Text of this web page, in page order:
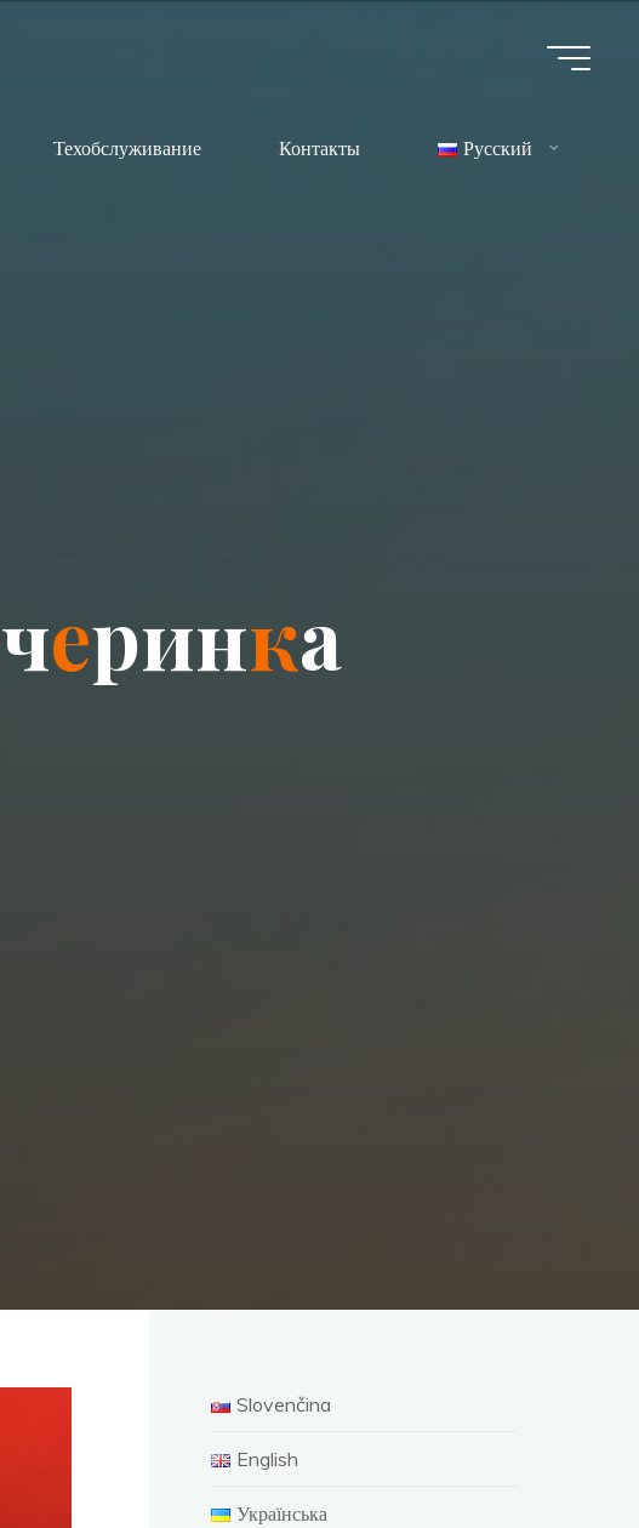
Техобслуживание Контакты Русский
черинка
Slovenčina
English
Українська